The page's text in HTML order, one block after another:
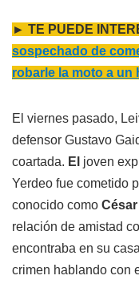
► TE PUEDE
sospechado de
robarle la moto a un
El viernes pasado,
defensor Gustavo
coartada. El joven
Yerdeo fue cometido
conocido como
relación de amistad
encontraba en su
crimen hablando con